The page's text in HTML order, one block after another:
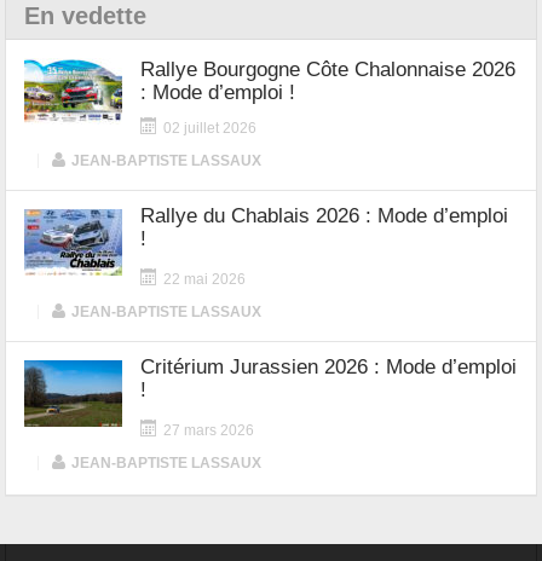
En vedette
Rallye Bourgogne Côte Chalonnaise 2026
: Mode d’emploi !
02 juillet 2026
JEAN-BAPTISTE LASSAUX
Rallye du Chablais 2026 : Mode d’emploi
!
22 mai 2026
JEAN-BAPTISTE LASSAUX
Critérium Jurassien 2026 : Mode d’emploi
!
27 mars 2026
JEAN-BAPTISTE LASSAUX